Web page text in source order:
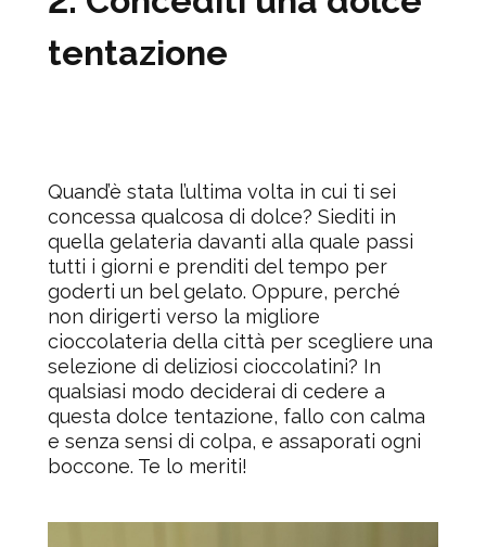
tentazione
Quand’è stata l’ultima volta in cui ti sei
concessa qualcosa di dolce? Siediti in
quella gelateria davanti alla quale passi
tutti i giorni e prenditi del tempo per
goderti un bel gelato. Oppure, perché
non dirigerti verso la migliore
cioccolateria della città per scegliere una
selezione di deliziosi cioccolatini? In
qualsiasi modo deciderai di cedere a
questa dolce tentazione, fallo con calma
e senza sensi di colpa, e assaporati ogni
boccone. Te lo meriti!